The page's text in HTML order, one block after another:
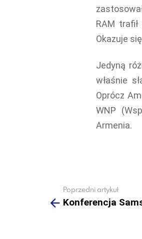
RAM
Okazuje
Jedyną
właśnie
Oprócz
WNP
Armenia.
more
Poprzedni artykuł
Konferencja